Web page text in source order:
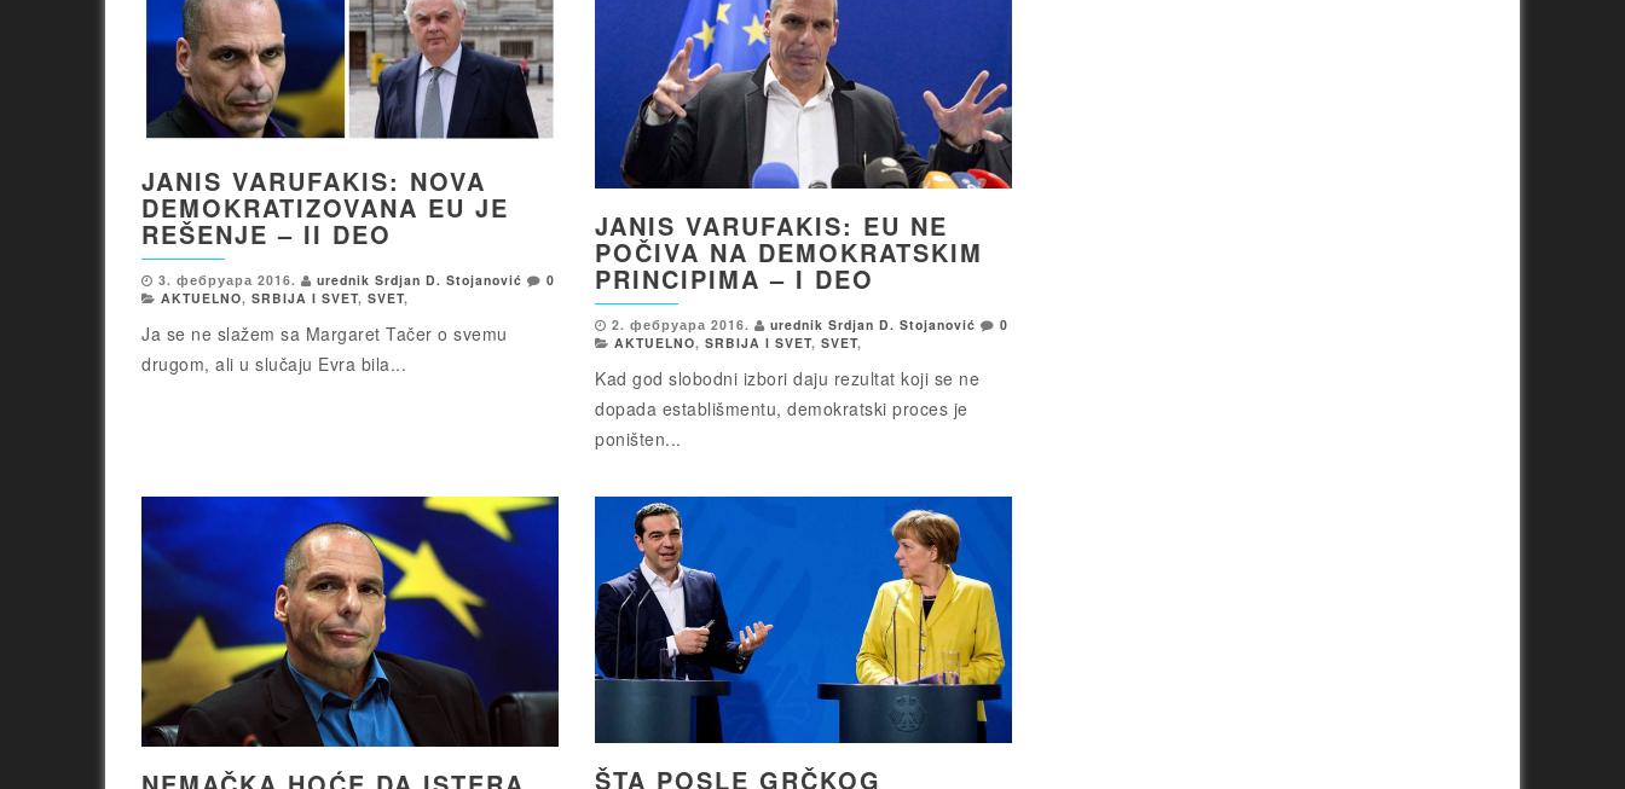
JANIS VARUFAKIS: NOVA
DEMOKRATIZOVANA EU JE
REŠENJE – II DEO
3. фебруара 2016. urednik Srdjan D. Stojanović
0
AKTUELNO, SRBIJA I SVET, SVET,
Ja se ne slažem sa Margaret Tačer o svemu
drugom, ali u slučaju Evra bila...
JANIS VARUFAKIS: EU NE
POČIVA NA DEMOKRATSKIM
PRINCIPIMA – I DEO
2. фебруара 2016. urednik Srdjan D. Stojanović
0
AKTUELNO, SRBIJA I SVET, SVET,
Kad god slobodni izbori daju rezultat koji se ne
dopada establišmentu, demokratski proces je
poništen...
ŠTA POSLE GRČKOG